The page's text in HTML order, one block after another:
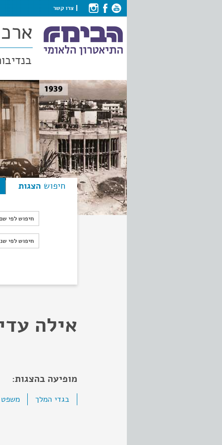
צרו קשר
חיפוש הצגות
חיפוש לפי
חיפוש לפי
חיפוש לפי
אילה
מופיעה בהצגות:
בגדי המלך משפט